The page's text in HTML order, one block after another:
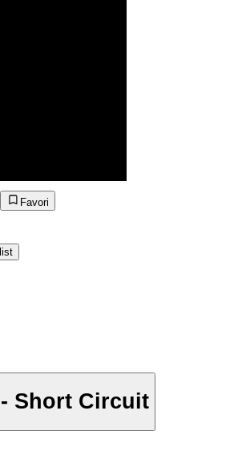
Favori
Short Circuit